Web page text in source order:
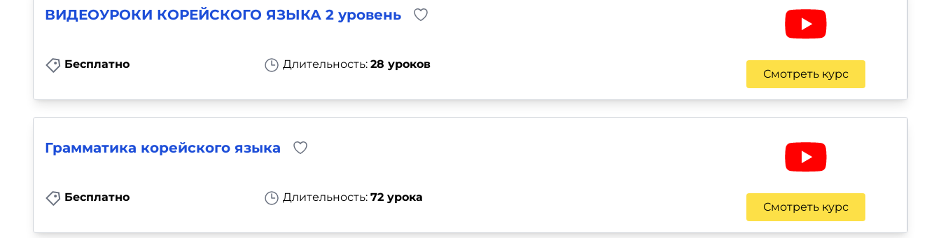
ВИДЕОУРОКИ КОРЕЙСКОГО ЯЗЫКА 2 уровень
Бесплатно Длительность: 28 уроков
Смотреть курс
Грамматика корейского языка
Бесплатно Длительность: 72 урока
Смотреть курс